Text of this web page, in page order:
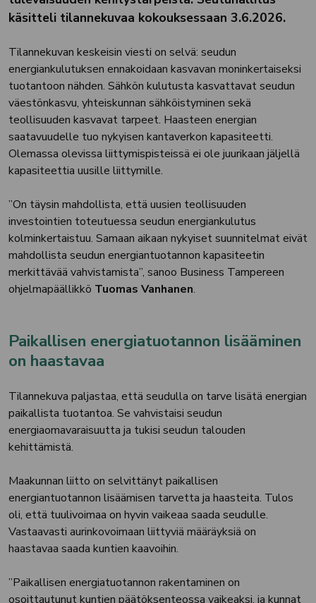
käsitteli tilannekuvaa kokouksessaan 3.6.2026.
Tilannekuvan keskeisin viesti on selvä: seudun
energiankulutuksen ennakoidaan kasvavan moninkertaiseksi
tuotantoon nähden. Sähkön kulutusta kasvattavat seudun
väestönkasvu, yhteiskunnan sähköistyminen sekä
teollisuuden kasvavat tarpeet. Haasteen energian
saatavuudelle tuo nykyisen kantaverkon kapasiteetti.
Olemassa olevissa liittymispisteissä ei ole juurikaan jäljellä
kapasiteettia uusille liittymille.
”On täysin mahdollista, että uusien teollisuuden
investointien toteutuessa seudun energiankulutus
kolminkertaistuu. Samaan aikaan nykyiset suunnitelmat eivät
mahdollista seudun energiantuotannon kapasiteetin
merkittävää vahvistamista”, sanoo Business Tampereen
ohjelmapäällikkö Tuomas Vanhanen.
Paikallisen energiatuotannon lisääminen
on haastavaa
Tilannekuva paljastaa, että seudulla on tarve lisätä energian
paikallista tuotantoa. Se vahvistaisi seudun
energiaomavaraisuutta ja tukisi seudun talouden
kehittämistä.
Maakunnan liitto on selvittänyt paikallisen
energiantuotannon lisäämisen tarvetta ja haasteita. Tulos
oli, että tuulivoimaa on hyvin vaikeaa saada seudulle.
Vastaavasti aurinkovoimaan liittyviä määräyksiä on
haastavaa saada kuntien kaavoihin.
”Paikallisen energiatuotannon rakentaminen on
osoittautunut kuntien päätöksenteossa vaikeaksi, ja kunnat